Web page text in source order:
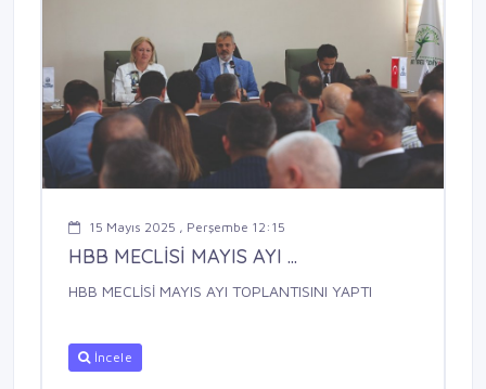
15 Mayıs 2025 , Perşembe 12:15
HBB MECLİSİ MAYIS AYI ...
HBB MECLİSİ MAYIS AYI TOPLANTISINI YAPTI
İncele